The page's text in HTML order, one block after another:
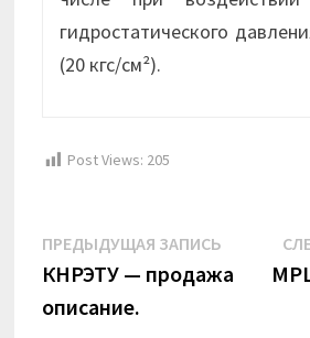
гидростатического
(20 кгс/см²).
Post Views: 205
Навигация
по
записям
ПРЕДЫДУЩАЯ ЗАПИСЬ
запись:
КНРЭТУ — продажа
описание.